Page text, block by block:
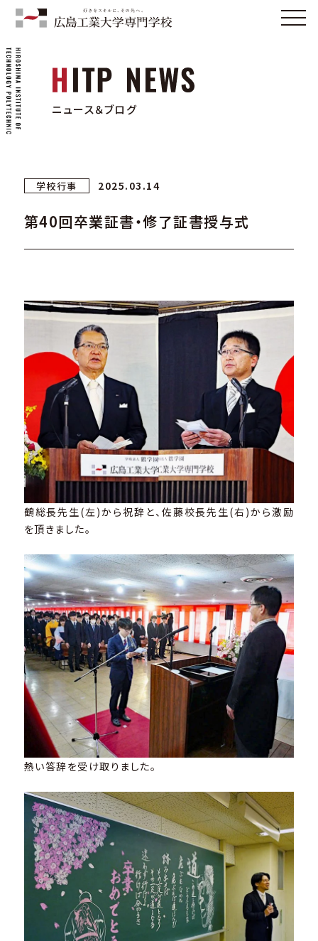
ニュース＆ブログ
学校行事 2025.03.14
第40回卒業証書・修了証書授与式
鶴総長先生(左)から祝辞と、佐藤校長先生(右)から激励
を頂きました。
熱い答辞を受け取りました。